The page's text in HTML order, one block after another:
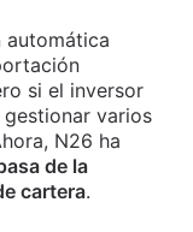
automática
si el inversor
varios
N26 ha
de la
cartera.